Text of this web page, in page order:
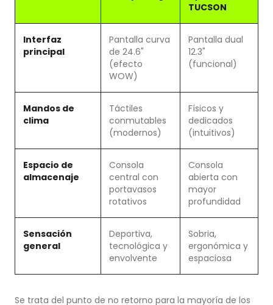
TUCSON
Interfaz
principal
Pantalla curva
de 24.6"
(efecto
WOW)
Pantalla dual
12.3"
(funcional)
Mandos de
clima
Táctiles
conmutables
(modernos)
Físicos y
dedicados
(intuitivos)
Espacio de
almacenaje
Consola
central con
portavasos
rotativos
Consola
abierta con
mayor
profundidad
Sensación
general
Deportiva,
tecnológica y
envolvente
Sobria,
ergonómica y
espaciosa
Se trata del punto de no retorno para la mayoría de los